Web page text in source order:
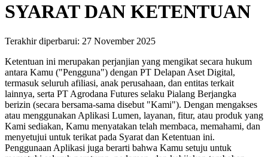
SYARAT DAN KETENTUAN
Terakhir diperbarui: 27 November 2025
Ketentuan ini merupakan perjanjian yang mengikat secara hukum
antara Kamu ("Pengguna") dengan PT Delapan Aset Digital,
termasuk seluruh afiliasi, anak perusahaan, dan entitas terkait
lainnya, serta PT Agrodana Futures selaku Pialang Berjangka
berizin (secara bersama-sama disebut "Kami"). Dengan mengakses
atau menggunakan Aplikasi Lumen, layanan, fitur, atau produk yang
Kami sediakan, Kamu menyatakan telah membaca, memahami, dan
menyetujui untuk terikat pada Syarat dan Ketentuan ini.
Penggunaan Aplikasi juga berarti bahwa Kamu setuju untuk